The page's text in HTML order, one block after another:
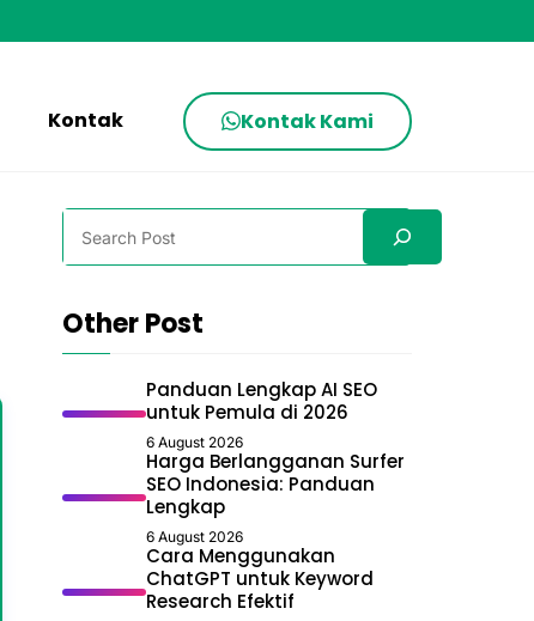
Kontak Kontak Kami
Search
Other Post
Panduan Lengkap AI SEO
untuk Pemula di 2026
6 August 2026
Harga Berlangganan Surfer
SEO Indonesia: Panduan
Lengkap
6 August 2026
Cara Menggunakan
ChatGPT untuk Keyword
Research Efektif